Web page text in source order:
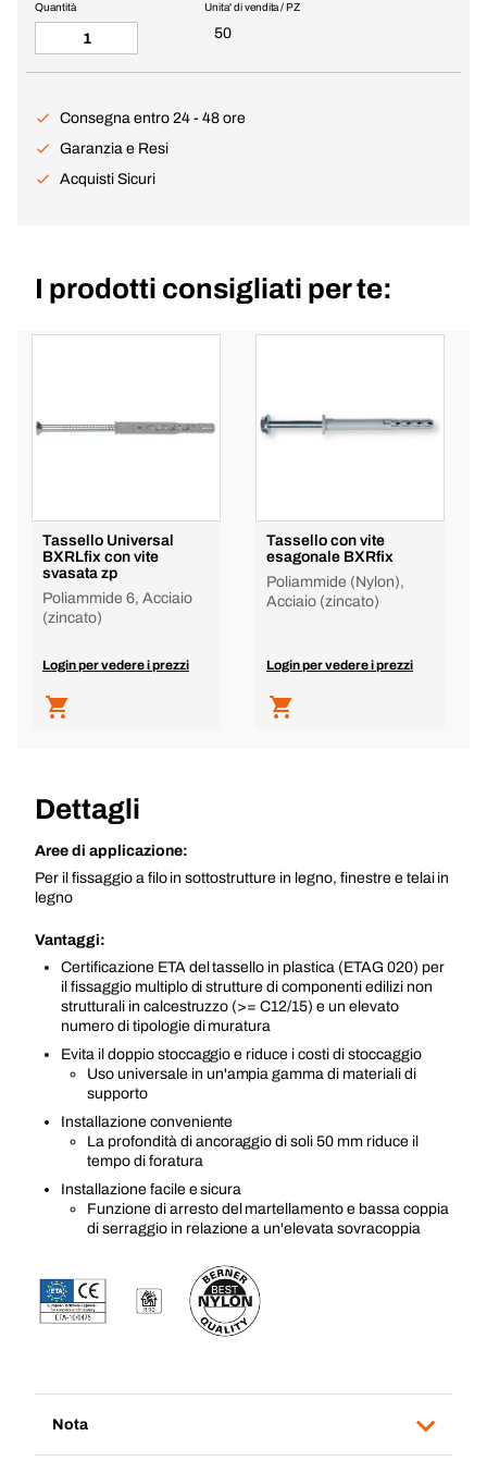
Unita' di vendita / PZ
50
Quantità
Consegna entro 24 - 48 ore
Garanzia e Resi
Acquisti Sicuri
I prodotti consigliati per te:
Tassello Universal
BXRLfix con vite
svasata zp
Poliammide 6, Acciaio
(zincato)
Login per vedere i prezzi
Tassello con vite
esagonale BXRfix
Poliammide (Nylon),
Acciaio (zincato)
Login per vedere i prezzi
Dettagli
Aree di applicazione:
Per il fissaggio a filo in sottostrutture in legno, finestre e telai in
legno
Vantaggi:
Certificazione ETA del tassello in plastica (ETAG 020) per
il fissaggio multiplo di strutture di componenti edilizi non
strutturali in calcestruzzo (>= C12/15) e un elevato
numero di tipologie di muratura
Evita il doppio stoccaggio e riduce i costi di stoccaggio
Uso universale in un'ampia gamma di materiali di
supporto
Installazione conveniente
La profondità di ancoraggio di soli 50 mm riduce il
tempo di foratura
Installazione facile e sicura
Funzione di arresto del martellamento e bassa coppia
di serraggio in relazione a un'elevata sovracoppia
Nota